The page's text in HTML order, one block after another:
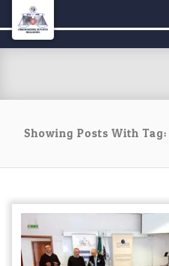
Showing Posts With